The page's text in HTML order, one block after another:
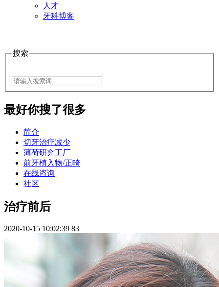
人才
牙科博客
搜索
最好你搜了很多
简介
切牙治疗减少
薄荷研究工厂
前牙植入物/正畸
在线咨询
社区
治疗前后
2020-10-15 10:02:39 83